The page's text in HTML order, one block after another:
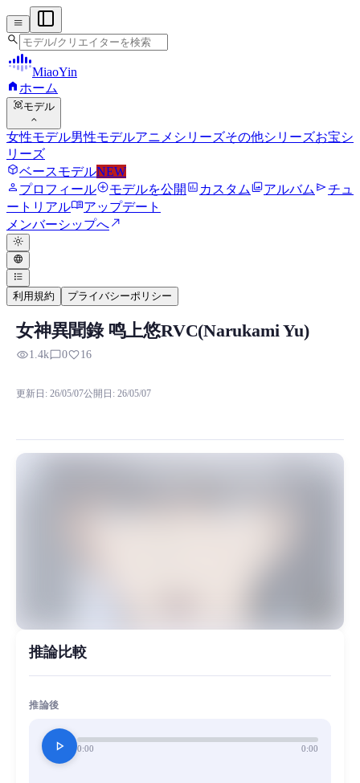
menu
search
MiaoYin
home ホーム
view_in_arモデル
expand_more
女性モデル男性モデルアニメシリーズその他シリーズお宝シ
リーズ
deployed_codeベースモデルNEW
person プロフィールadd_circleモデルを公開 assessment カスタムphoto_libraryアルバム sendチュ
ートリアルmenu_bookアップデート
メンバーシップへnorth_east
light_mode
language
format_list_bulleted
利用規約 プライバシーポリシー
Narukami Yu RVCボイスモデル
鸣上悠是日本游戏《女神异闻录 4》及其衍生作品的主人公
Narukami, Yu, 二次元, 动漫, 女神異聞錄, 鸣上悠
女神異聞錄 鸣上悠RVC(Narukami Yu)
visibility1.4kchat_bubble_outline0favorite16
更新日 : 26/05/07公開日 : 26/05/07
推論比較
推論後
play_arrow 0:00 0:00